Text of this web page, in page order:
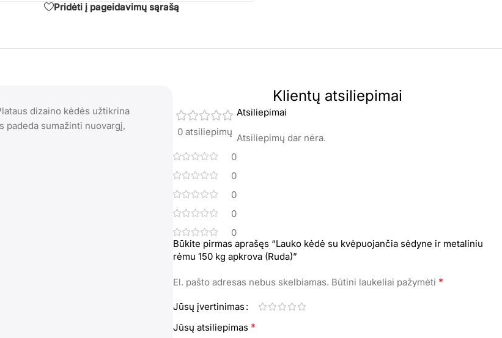
Pridėti į pageidavimų sąrašą
dizaino kėdės užtikrina
padeda sumažinti nuovargį,
Klientų atsiliepimai
0 atsiliepimų
0
0
0
0
0
Atsiliepimai
Atsiliepimų dar nėra.
Būkite pirmas aprašęs “Lauko kėdė su kvėpuojančia sėdyne ir metaliniu
rėmu 150 kg apkrova (Ruda)”
El. pašto adresas nebus skelbiamas. Būtini laukeliai pažymėti *
Jūsų įvertinimas
Jūsų atsiliepimas *